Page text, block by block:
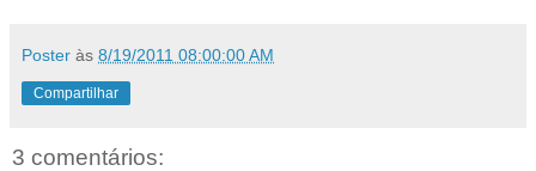
Poster às 8/19/2011 08:00:00 AM
Compartilhar
3 comentários: